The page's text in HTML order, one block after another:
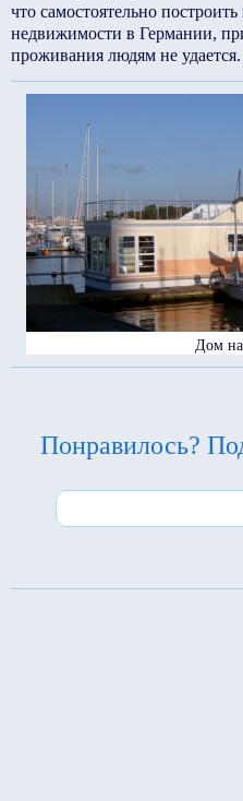
что самостоятельно
недвижимости в Германии,
проживания людям не удается.
Дом
Понравилось?